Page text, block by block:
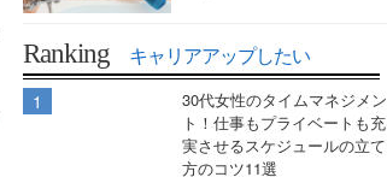
Ranking キャリアアップしたい
30代女性のタイムマネジメン
ト！仕事もプライベートも充
実させるスケジュールの立て
方のコツ11選